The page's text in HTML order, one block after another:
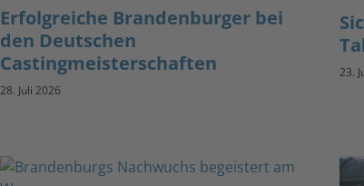
Erfolgreiche Brandenburger bei
den Deutschen
Castingmeisterschaften
28. Juli 2026
23.